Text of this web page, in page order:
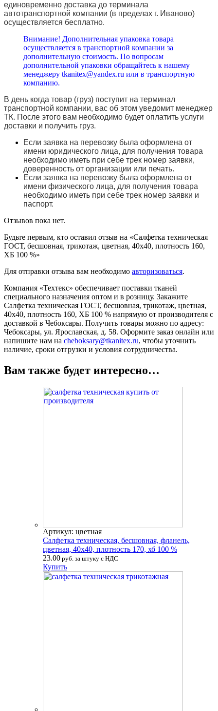
единовременно доставка до терминала
автотранспортной компании (в пределах г. Иваново)
осуществляется бесплатно.
Внимание! Дополнительная упаковка товара
осуществляется в транспортной компании за
дополнительную стоимость. По вопросам
дополнительной упаковки обращайтесь к нашему
менеджеру tkanitex@yandex.ru или в транспортную
компанию.
В день когда товар (груз) поступит на терминал
транспортной компании, вас об этом уведомит менеджер
ТК. После этого вам необходимо будет оплатить услуги
доставки и получить груз.
Если заявка на перевозку была оформлена от
имени юридического лица, для получения товара
необходимо иметь при себе трек номер заявки,
доверенность от организации или печать.
Если заявка на перевозку была оформлена от
имени физического лица, для получения товара
необходимо иметь при себе трек номер заявки и
паспорт.
Отзывов пока нет.
Будьте первым, кто оставил отзыв на «Салфетка техническая
ГОСТ, бесшовная, трикотаж, цветная, 40х40, плотность 160,
ХБ 100 %»
Для отправки отзыва вам необходимо авторизоваться.
Компания «Техтекс» обеспечивает поставки тканей
специального назначения оптом и в розницу. Закажите
Салфетка техническая ГОСТ, бесшовная, трикотаж, цветная,
40х40, плотность 160, ХБ 100 % напрямую от производителя с
доставкой в Чебоксары. Получить товары можно по адресу:
Чебоксары, ул. Ярославская, д. 58. Оформите заказ онлайн или
напишите нам на cheboksary@tkanitex.ru, чтобы уточнить
наличие, сроки отгрузки и условия сотрудничества.
Вам также будет интересно…
Артикул: цветная
Салфетка техническая, бесшовная, фланель,
цветная, 40х40, плотность 170, хб 100 %
23.00 руб. за штуку с НДС
Купить